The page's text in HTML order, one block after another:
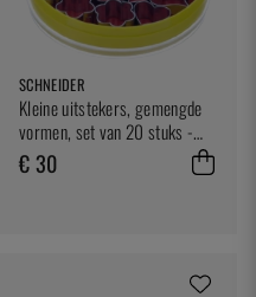
SCHNEIDER
Kleine uitstekers, gemengde
vormen, set van 20 stuks -
Schneider
€ 30